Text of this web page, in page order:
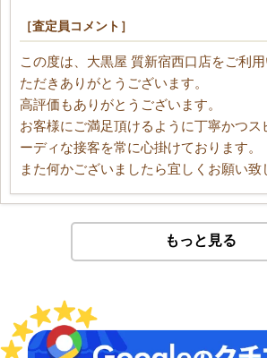
［査定員コメント］
この度は、大黒屋 質新宿西口店をご利用
ただきありがとうございます。
高評価もありがとうございます。
お客様にご満足頂けるように丁寧かつス
ーディな接客を常に心掛けております。
また何かございましたら宜しくお願い致
もっと見る